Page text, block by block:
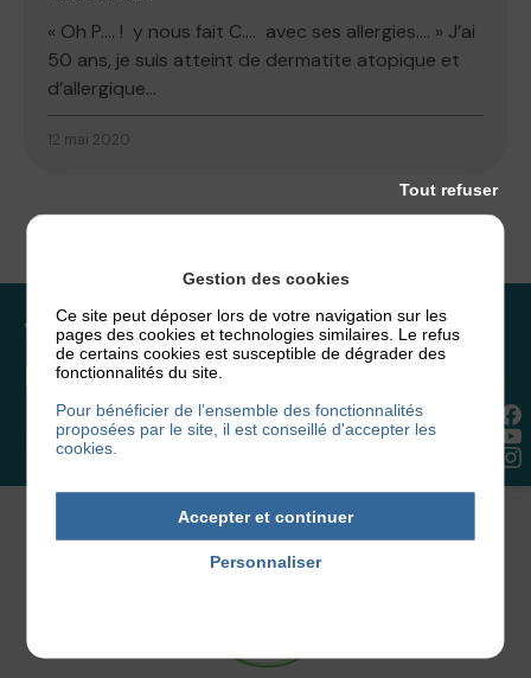
« Oh P…. ! y nous fait C…. avec ses allergies…. » J’ai
50 ans, je suis atteint de dermatite atopique et
d’allergique...
12 mai 2020
Vous souhaitez rejoindre
l’association ou faire un don ?
NOUS REJOINDRE
Gestion des cookies
Ce site peut déposer lors de votre navigation sur les
pages des cookies et technologies similaires. Le refus
de certains cookies est susceptible de dégrader des
fonctionnalités du site.
Pour bénéficier de l’ensemble des fonctionnalités
proposées par le site, il est conseillé d'accepter les
cookies.
Accepter et continuer
Tout refuser
Personnaliser